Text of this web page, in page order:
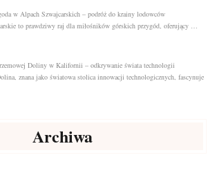
w Alpach Szwajcarskich – podróż do krainy lodowców
to prawdziwy raj dla miłośników górskich przygód, oferujący …
Doliny w Kalifornii – odkrywanie świata technologii
znana jako światowa stolica innowacji technologicznych, fascynuje
Archiwa